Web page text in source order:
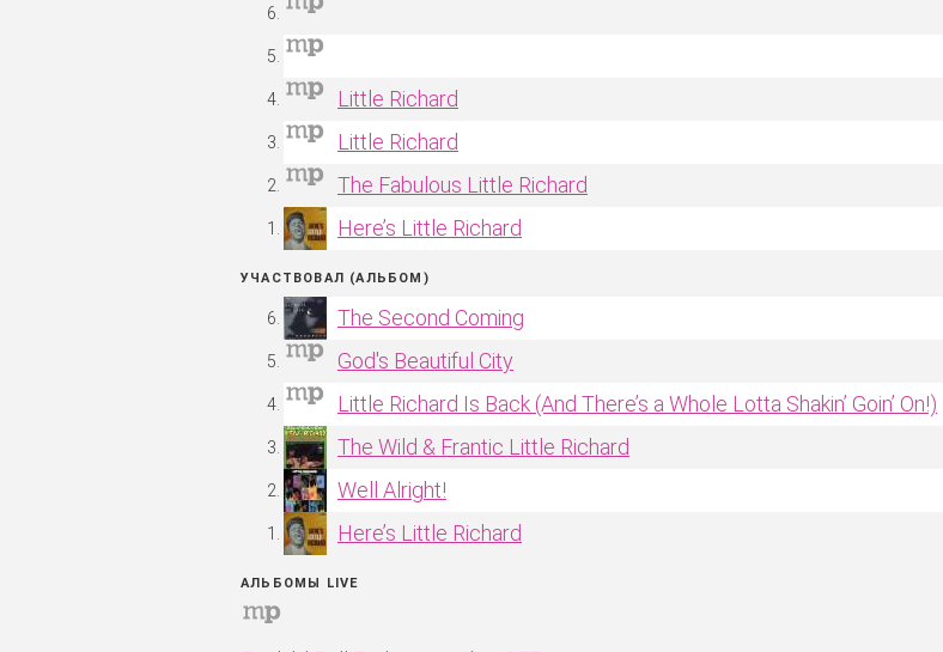
Little Richard
Little Richard
The Fabulous Little Richard
Here’s Little Richard
УЧАСТВОВАЛ (АЛЬБОМ)
The Second Coming
God's Beautiful City
Little Richard Is Back (And There’s a Whole Lotta Shakin’ Goin’ On!)
The Wild & Frantic Little Richard
Well Alright!
Here’s Little Richard
АЛЬБОМЫ LIVE